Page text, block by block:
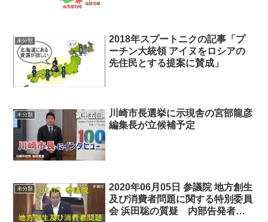
未分類
2018年スプートニクの記事「プ
ーチン大統領 アイヌをロシアの
先住民とする提案に賛成」
未分類
川崎市長選挙に示現舎の宮部龍彦
編集長が立候補予定
未分類
2020年06月05日 参議院 地方創生
及び消費者問題に関する特別委員
会 浜田聡の質疑 内部告発者を